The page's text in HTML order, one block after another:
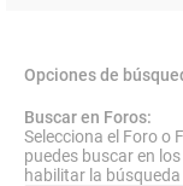
Opciones de
Buscar en Foros:
Selecciona el Foro o
puedes buscar en
habilitar la